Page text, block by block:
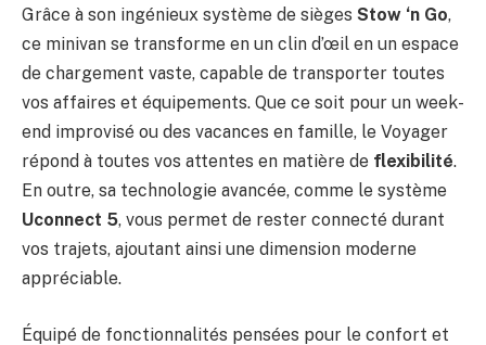
Grâce à son ingénieux système de sièges Stow ‘n Go,
ce minivan se transforme en un clin d’œil en un espace
de chargement vaste, capable de transporter toutes
vos affaires et équipements. Que ce soit pour un week-
end improvisé ou des vacances en famille, le Voyager
répond à toutes vos attentes en matière de flexibilité.
En outre, sa technologie avancée, comme le système
Uconnect 5, vous permet de rester connecté durant
vos trajets, ajoutant ainsi une dimension moderne
appréciable.
Équipé de fonctionnalités pensées pour le confort et